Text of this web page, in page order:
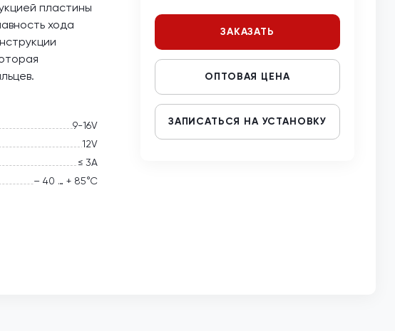
пластины
хода
9-16V
12V
≤ 3А
– 40 … + 85°С
ЗАКАЗАТЬ
ОПТОВАЯ ЦЕНА
ЗАПИСАТЬСЯ НА УСТАНОВКУ